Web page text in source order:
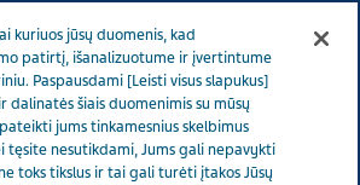
sveikata Visos istorijos
suvaldyti nerimą
kuriuos jūsų duomenis, kad
patirtį, išanalizuotume ir įvertintume
Paspausdami [Leisti visus slapukus]
dalinatės šiais duomenimis su mūsų
jums tinkamesnius skelbimus
tęsite nesutikdami, Jums gali nepavykti
toks tikslus ir tai gali turėti įtakos Jūsų